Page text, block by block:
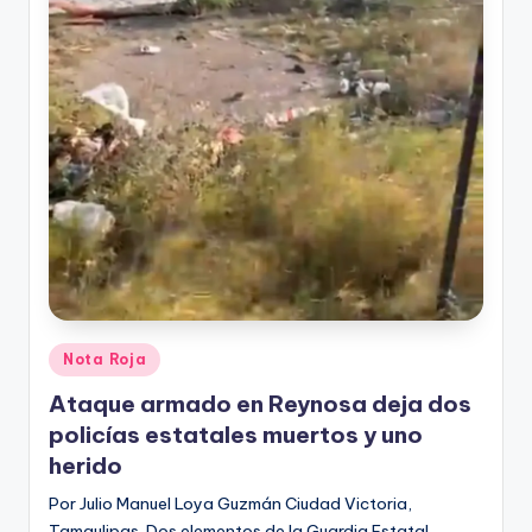
Publicado
en
Nota Roja
Ataque armado en Reynosa deja dos
policías estatales muertos y uno
herido
Por Julio Manuel Loya Guzmán Ciudad Victoria,